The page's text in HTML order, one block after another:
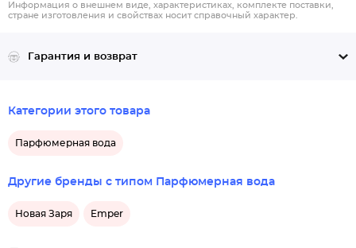
Информация о внешнем виде, характеристиках, комплекте поставки,
стране изготовления и свойствах носит справочный характер.
Гарантия и возврат
Категории этого товара
Парфюмерная вода
Другие бренды с типом Парфюмерная вода
Новая Заря Emper